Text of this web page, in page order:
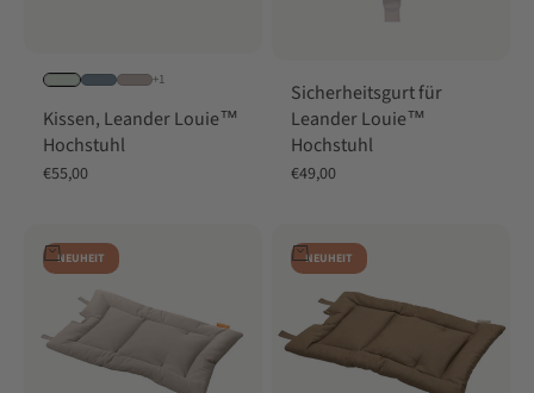
+1
Kissen, Leander Louie™
Hochstuhl
Angebot
€55,00
Sicherheitsgurt für
Leander Louie™
Hochstuhl
Angebot
€49,00
NEUHEIT
In den Warenkorb NEUHEIT
In den Warenkorb